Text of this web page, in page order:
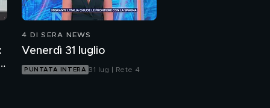
Saman, un detenuto
4 DI SERA NEWS
Venerdì 31 luglio
PUNTATA INTERA 31 lug | Rete 4